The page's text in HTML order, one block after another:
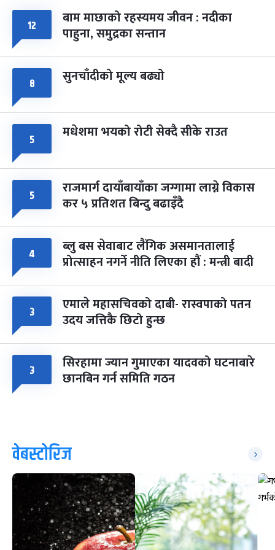
८ फागुपूर्णिमा
चैत्र ८, २०८३-Mar 22, 2027
७ महिना बाँकी
१२ बाम माछाको रहस्यमय जीवन : नदीका
पाहुना, समुद्रका सन्तान
८ सुनचाँदीको मूल्य बढ्यो
५ मधेशमा भयको रोटी सेक्दै सीके राउत
५ राजमार्ग दायाँबायाँका जग्गामा लाग्ने विकास
कर ५ प्रतिशत बिन्दु बढाइँदै
४ ब्लु बस सेवाबाट लैंगिक असमानतालाई
प्रोत्साहन नगर्ने नीति लिएका हौं : मन्त्री बादी
३ एमाले महासचिवको दाबी- रास्वपाको पतन
उदय जत्तिकै छिटो हुन्छ
३ सिरहामा ज्यान गुमाएका यादवको घटनाबारे
छानबिन गर्न समिति गठन
वेबस्टोरिज